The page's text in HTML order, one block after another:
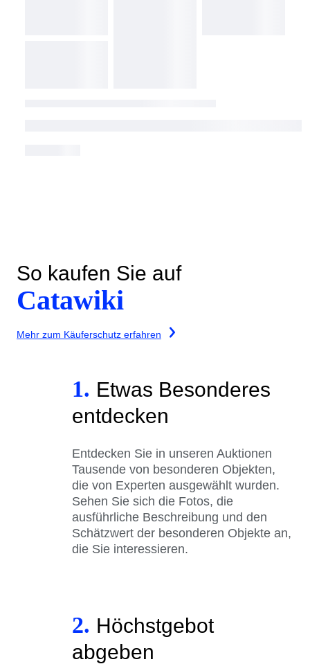
So kaufen Sie auf
Catawiki
Mehr zum Käuferschutz erfahren
1. Etwas Besonderes
entdecken
Entdecken Sie in unseren Auktionen
Tausende von besonderen Objekten,
die von Experten ausgewählt wurden.
Sehen Sie sich die Fotos, die
ausführliche Beschreibung und den
Schätzwert der besonderen Objekte an,
die Sie interessieren.
2. Höchstgebot
abgeben